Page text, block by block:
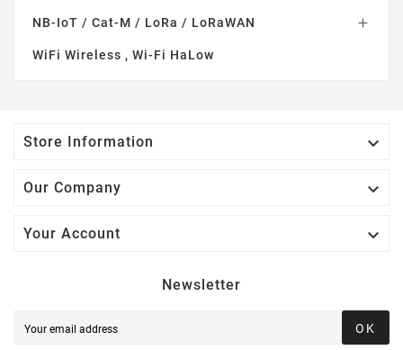
NB-IoT / Cat-M / LoRa / LoRaWAN 
WiFi Wireless , Wi-Fi HaLow
Store Information 
Our Company 
Your Account 
Newsletter
OK